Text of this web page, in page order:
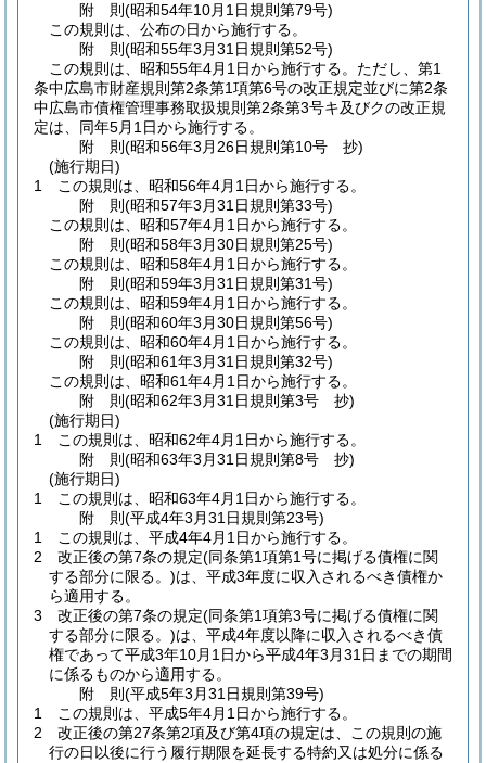
附 則(昭和54年10月1日規則第79号)
この規則は、公布の日から施行する。
附 則(昭和55年3月31日規則第52号)
この規則は、昭和55年4月1日から施行する。 ただし、第1
条中広島市財産規則第2条第1項第6号の改正規定並びに第2条
中広島市債権管理事務取扱規則第2条第3号キ及びクの改正規
定は、同年5月1日から施行する。
附 則(昭和56年3月26日規則第10号 抄)
(施行期日)
1
この規則は、昭和56年4月1日から施行する。
附 則(昭和57年3月31日規則第33号)
この規則は、昭和57年4月1日から施行する。
附 則(昭和58年3月30日規則第25号)
この規則は、昭和58年4月1日から施行する。
附 則(昭和59年3月31日規則第31号)
この規則は、昭和59年4月1日から施行する。
附 則(昭和60年3月30日規則第56号)
この規則は、昭和60年4月1日から施行する。
附 則(昭和61年3月31日規則第32号)
この規則は、昭和61年4月1日から施行する。
附 則(昭和62年3月31日規則第3号 抄)
(施行期日)
1
この規則は、昭和62年4月1日から施行する。
附 則(昭和63年3月31日規則第8号 抄)
(施行期日)
1
この規則は、昭和63年4月1日から施行する。
附 則(平成4年3月31日規則第23号)
1
この規則は、平成4年4月1日から施行する。
2
改正後の第7条の規定(同条第1項第1号に掲げる債権に関
する部分に限る。)は、平成3年度に収入されるべき債権か
ら適用する。
3
改正後の第7条の規定(同条第1項第3号に掲げる債権に関
する部分に限る。)は、平成4年度以降に収入されるべき債
権であって平成3年10月1日から平成4年3月31日までの期間
に係るものから適用する。
附 則(平成5年3月31日規則第39号)
1
この規則は、平成5年4月1日から施行する。
2
改正後の第27条第2項及び第4項の規定は、この規則の施
行の日以後に行う履行期限を延長する特約又は処分に係る